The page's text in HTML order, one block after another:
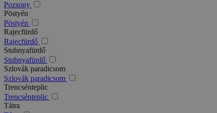
Pozsony
Pöstyén
Pöstyén
Rajecfürdő
Rajecfürdő
Stubnyafürdő
Stubnyafürdő
Szlovák paradicsom
Szlovák paradicsom
Trencsénteplic
Trencsénteplic
Tátra